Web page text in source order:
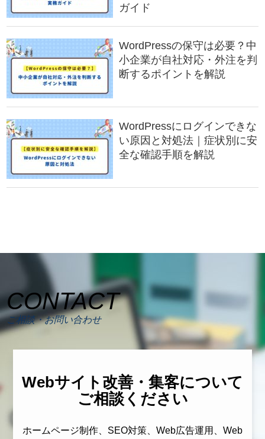
ガイド
WordPressの保守は必要？中
小企業が自社対応・外注を判
断するポイントを解説
WordPressにログインできな
い原因と対処法｜症状別に安
全な確認手順を解説
CONTACT
ご相談・お問い合わせ
Webサイト改善・集客について
ご相談ください
ホームページ制作、SEO対策、Web広告運用、Web